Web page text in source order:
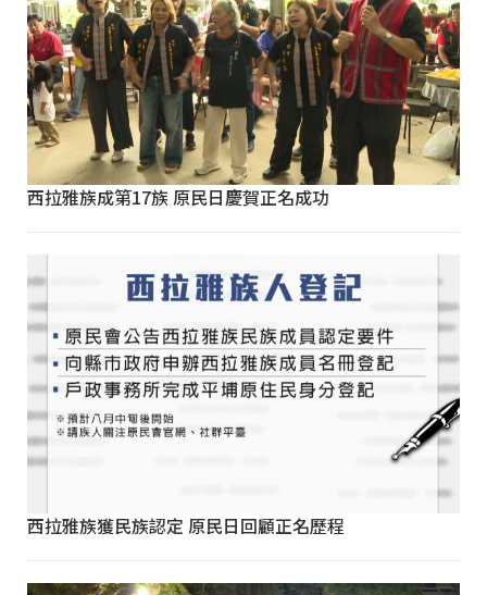
西拉雅族成第17族 原民日慶賀正名成功
西拉雅族獲民族認定 原民日回顧正名歷程